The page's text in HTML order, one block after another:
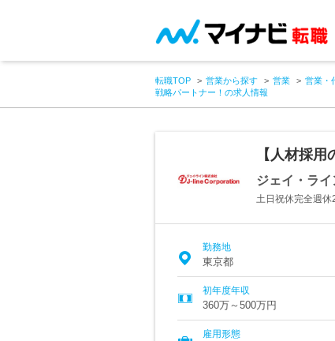
転職TOP 営業から探す 営業 営業・
戦略パートナー！の求人情報
【人材採
ジェイ・ラ
土日祝休完全週
勤務地
東京都
初年度年収
360万～500万円
雇用形態